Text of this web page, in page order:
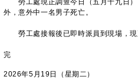
勞工處現正調查今日（五月十九日）
外，意外中一名男子死亡。
勞工處接報後已即時派員到現場，現
完
2026年5月19日（星期二）